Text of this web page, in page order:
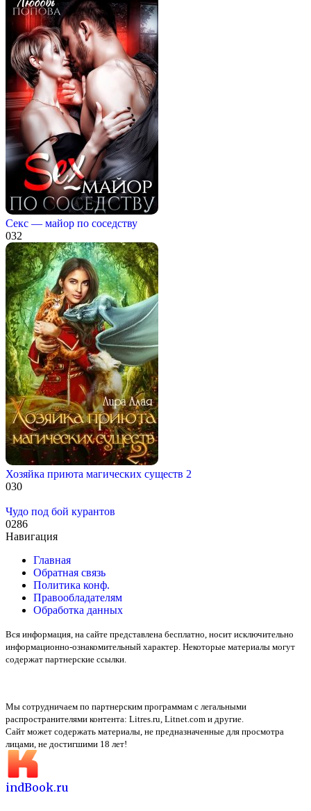
Секс — майор по соседству
032
Хозяйка приюта магических существ 2
030
Чудо под бой курантов
0286
Навигация
Главная
Обратная связь
Политика конф.
Правообладателям
Обработка данных
Вся информация, на сайте представлена бесплатно, носит исключительно
информационно-ознакомительный характер. Некоторые материалы могут
содержат партнерские ссылки.
Мы сотрудничаем по партнерским программам с легальными
распространителями контента: Litres.ru, Litnet.com и другие.
Сайт может содержать материалы, не предназначенные для просмотра
лицами, не достигшими 18 лет!
indBook.ru